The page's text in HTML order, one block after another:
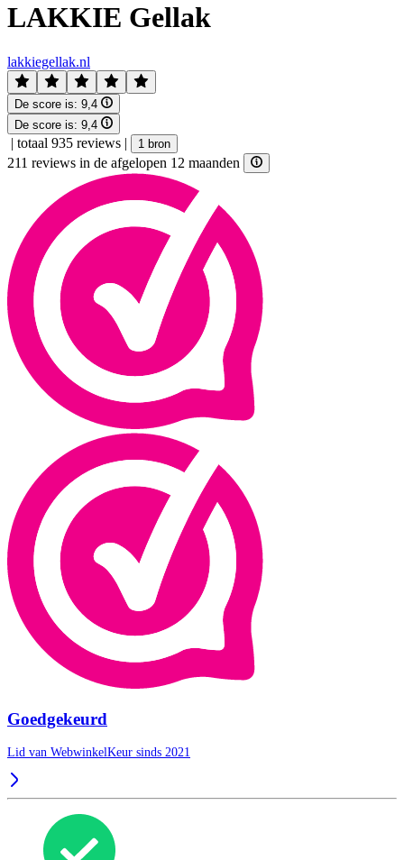
LAKKIE Gellak
lakkiegellak.nl
De score is: 9,4
De score is: 9,4
| totaal 935 reviews | 1 bron
211 reviews in de afgelopen 12 maanden
Goedgekeurd
Lid van WebwinkelKeur sinds 2021